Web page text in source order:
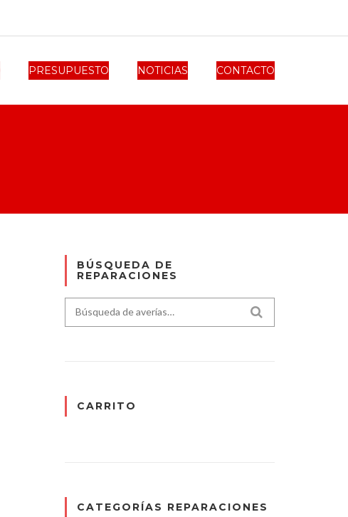
PRESUPUESTO NOTICIAS CONTACTO
BÚSQUEDA DE
REPARACIONES
Search for:
CARRITO
CATEGORÍAS REPARACIONES